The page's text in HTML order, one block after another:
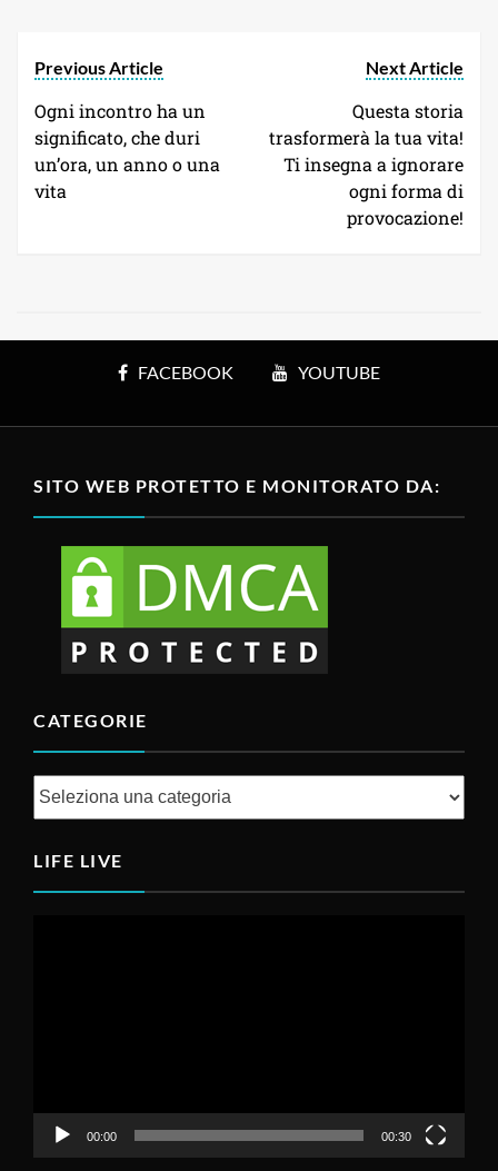
Previous Article
Ogni incontro ha un
significato, che duri
un’ora, un anno o una
vita
Next Article
Questa storia
trasformerà la tua vita!
Ti insegna a ignorare
ogni forma di
provocazione!
FACEBOOK YOUTUBE
SITO WEB PROTETTO E MONITORATO DA:
CATEGORIE
Categorie
LIFE LIVE
00:00 00:30